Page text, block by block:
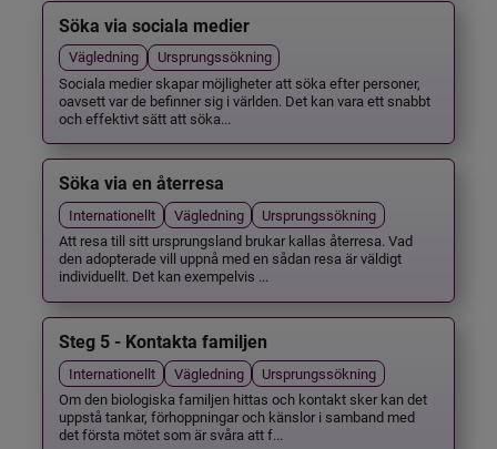
Söka via sociala medier
Vägledning
Ursprungssökning
Sociala medier skapar möjligheter att söka efter personer,
oavsett var de befinner sig i världen. Det kan vara ett snabbt
och effektivt sätt att söka...
Söka via en återresa
Internationellt Vägledning
Ursprungssökning
Att resa till sitt ursprungsland brukar kallas återresa. Vad
den adopterade vill uppnå med en sådan resa är väldigt
individuellt. Det kan exempelvis ...
Steg 5 - Kontakta familjen
Internationellt Vägledning
Ursprungssökning
Om den biologiska familjen hittas och kontakt sker kan det
uppstå tankar, förhoppningar och känslor i samband med
det första mötet som är svåra att f...